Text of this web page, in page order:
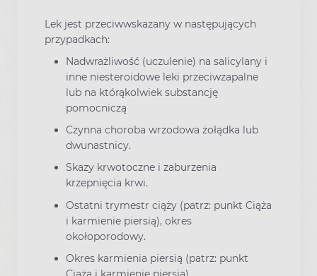
Lek jest przeciwwskazany w następujących
przypadkach:
Nadwrażliwość (uczulenie) na salicylany i
inne niesteroidowe leki przeciwzapalne
lub na którąkolwiek substancję
pomocniczą
Czynna choroba wrzodowa żołądka lub
dwunastnicy.
Skazy krwotoczne i zaburzenia
krzepnięcia krwi.
Ostatni trymestr ciąży (patrz: punkt Ciąża
i karmienie piersią), okres
okołoporodowy.
Okres karmienia piersią (patrz: punkt